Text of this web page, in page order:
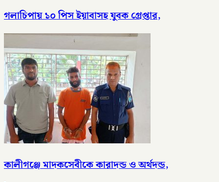
গলাচিপায় ১০ পিস ইয়াবাসহ যুবক গ্রেপ্তার,
কালীগঞ্জে মাদকসেবীকে কারাদন্ড ও অর্থদন্ড,